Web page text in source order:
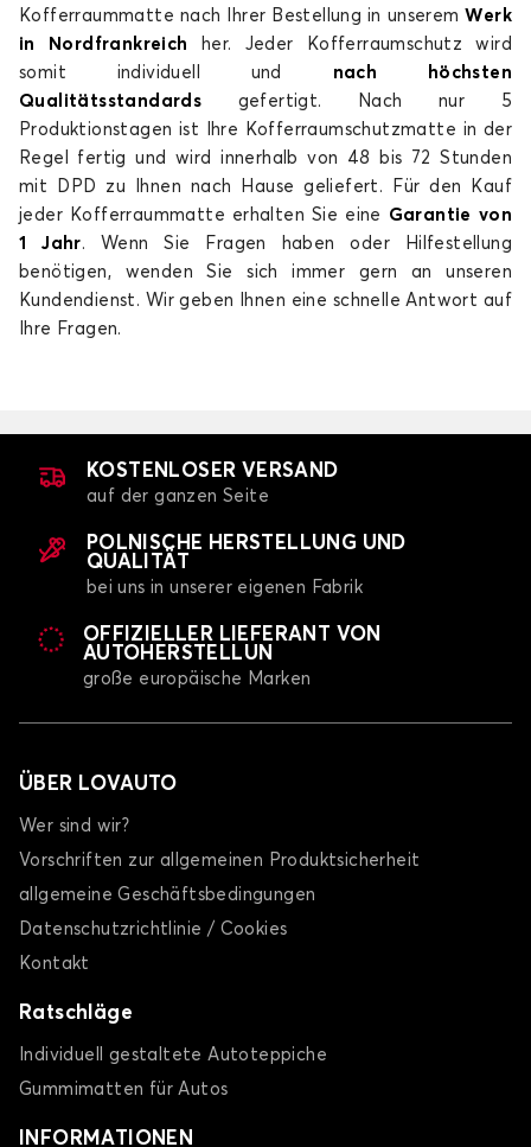
Kofferraummatte nach Ihrer Bestellung in unseremWerk
in Nordfrankreich
her. Jeder Kofferraumschutz wird
somit individuell und nach höchsten
Qualitätsstandards gefertigt. Nach nur 5
Produktionstagen ist Ihre Kofferraumschutzmatte in der
Regel fertig und wird innerhalb von 48 bis 72 Stunden
mit DPD zu Ihnen nach Hause geliefert. Für den Kauf
jeder Kofferraummatte erhalten Sie eine Garantie von
1 Jahr. Wenn Sie Fragen haben oder Hilfestellung
benötigen, wenden Sie sich immer gern an unseren
Kundendienst. Wir geben Ihnen eine schnelle Antwort auf
Ihre Fragen.
KOSTENLOSER VERSAND
auf der ganzen Seite
POLNISCHE HERSTELLUNG UND
QUALITÄT
bei uns in unserer eigenen Fabrik
OFFIZIELLER LIEFERANT VON
AUTOHERSTELLUN
große europäische Marken
ÜBER LOVAUTO
Wer sind wir?
Vorschriften zur allgemeinen Produktsicherheit
allgemeine Geschäftsbedingungen
Datenschutzrichtlinie / Cookies
Kontakt
Ratschläge
Individuell gestaltete Autoteppiche
Gummimatten für Autos
INFORMATIONEN